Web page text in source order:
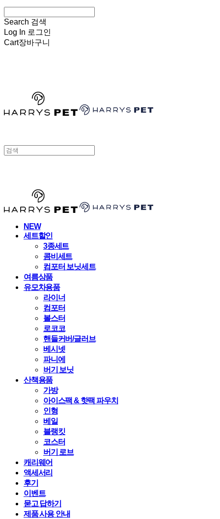
Search 검색
Log In 로그인
Cart장바구니
NEW
세트할인
3종세트
콤비세트
컴포터 보닛세트
여름상품
유모차용품
라이너
컴포터
볼스터
로코코
핸들커버/글러브
베시넷
파니에
버기 보닛
산책용품
가방
아이스팩 & 핫팩 파우치
인형
베일
블랭킷
코스터
버기 로브
캐리웨어
액세서리
후기
이벤트
묻고 답하기
제품 사용 안내